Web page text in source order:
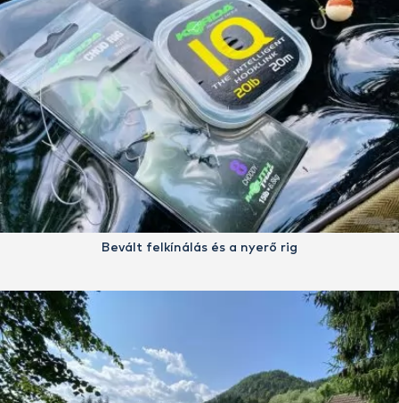
Bevált felkínálás és a nyerő rig